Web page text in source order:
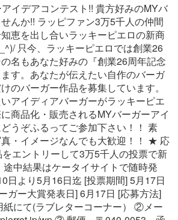
イデアコンテスト!! 貴方好みのMYバ
んか!! ラッピファン3万5千人の仲間
恵を出し合いラッキーピエロの新商
只今、ラッキーピエロでは創業26
名もあなた好みの『創業26周年記念
す。あなたが伝えたい自作のバーガ
のバーガー作品を募集しています。
アイディアバーガーがラッキーピエ
商品化・販売されるMYバーガーアイ
うぞふるってご参加下さい！！ 素
・イメージなんでも大歓迎！！ ★ 応
エントリーして3万5千人の投票で新
中結果はケータイサイトで随時発
日より5月16日迄 [投票期間] 5月17日
ガー大賞発表日] 6月17日 [応募方法]
にて(ラブレターコーナー） ②メー